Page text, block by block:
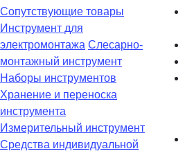
Сопутствующие товары
Инструмент для
электромонтажа Слесарно-
монтажный инструмент
Наборы инструментов
Хранение и переноска
инструмента
Измерительный инструмент
Средства индивидуальной